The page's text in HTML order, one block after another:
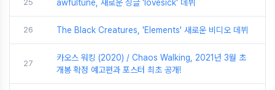
25 awfultune, 새로운 싱글 'lovesick' 데뷔
26 The Black Creatures, 'Elements' 새로운 비디오 데뷔
27
카오스 워킹 (2020) / Chaos Walking, 2021년 3월 초
개봉 확정 예고편과 포스터 최초 공개!